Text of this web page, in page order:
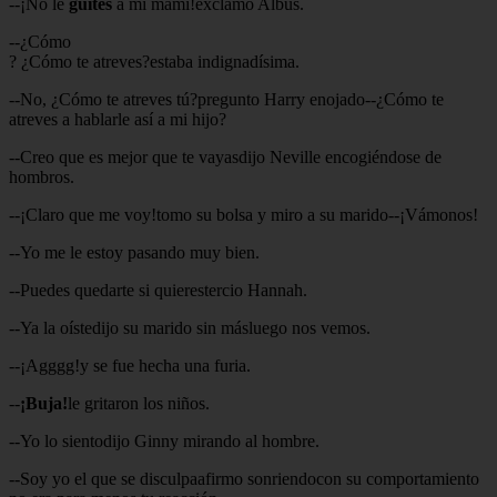
--¿Cómo
? ¿Cómo te atreves?estaba indignadísima.
--No, ¿Cómo te atreves tú?pregunto Harry enojado--¿Cómo te
atreves a hablarle así a mi hijo?
--Creo que es mejor que te vayasdijo Neville encogiéndose de
hombros.
--¡Claro que me voy!tomo su bolsa y miro a su marido--¡Vámonos!
--Yo me le estoy pasando muy bien.
--Puedes quedarte si quierestercio Hannah.
--Ya la oístedijo su marido sin másluego nos vemos.
--¡Agggg!y se fue hecha una furia.
--¡Buja!le gritaron los niños.
--Yo lo sientodijo Ginny mirando al hombre.
--Soy yo el que se disculpaafirmo sonriendocon su comportamiento